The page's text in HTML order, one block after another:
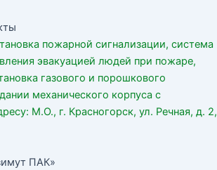
пожарной сигнализации, система
эвакуацией людей при пожаре,
газового и порошкового
механического корпуса с
М.О., г. Красногорск, ул. Речная, д. 2,
ПАК»